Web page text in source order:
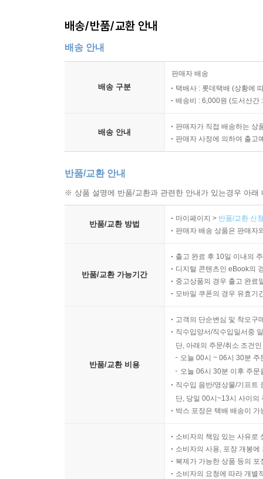
상상하면 상황은 더 끔찍하다. 또한 선진 공업국
없는 자연의 재앙으로 되돌아오고 있다. 지구의
그러나 현대 자본주의 경제와 사회에는 석유 부족
“우리는 주어진 현실을 정당하다고 인정할 수 없
고 그 “혁명은 그 상황이 무르익었을 때만 일어난
그러나 그는 자본주의가 자체적으로 붕괴하지 않
그리고 자본주의 시장 사회에 대한 대안을 만
기반으로 하고 있”(p.267)기 때문이다. 그리고
주장하면서, 글로벌화 된 자본주의 경제의 대안
화석 에너지 체제에 대한 대안으로 알트파터가
생태학적으로만 실현될 수 있는 것이다. 그는
동맹, 그리고 생산, 소비, 자연의 새로운 조화를
알트파터는 글로벌화 반대 운동의 표현을 빌어 ‘
세계는 오직 복수로만 주어지기 때문이다. 이에
연대 의식이라는 대안적인 기획을 제안한다.
생산이라는 현재의 구체적 사실에서 발견해 내
배송/반품/교환 안내
배송 안내
배송 구분
판매자 배송
택배사 : 롯데택배 (상황에
배송비 : 6,000원 (도서산간
배송 안내
판매자가 직접 배송하는 상
판매자 사정에 의하여 출고
반품/교환 안내
※ 상품 설명에 반품/교환과 관련한 안내가 있는경우 아
반품/교환 방법
마이페이지 > 반품/교환 신
판매자 배송 상품은 판매자
반품/교환 가능기간
출고 완료 후 10일 이내의
디지털 콘텐츠인 eBook의
중고상품의 경우 출고 완료
모바일 쿠폰의 경우 유효기
반품/교환 비용
고객의 단순변심 및 착오구
직수입양서/직수입일서중
단, 아래의 주문/취소 조건
오늘 00시 ~ 06시 30분
오늘 06시 30분 이후 주
직수입 음반/영상물/기프트
단, 당일 00시~13시 사이의
박스 포장은 택배 배송이
소비자의 책임 있는 사유로
소비자의 사용, 포장 개봉
복제가 가능한 상품 등의
소비자의 요청에 따라 개별